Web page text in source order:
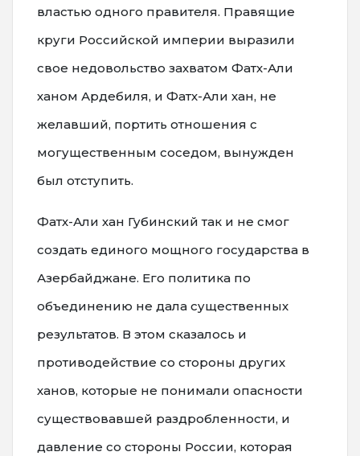
властью одного правителя. Правящие
круги Российской империи выразили
свое недовольство захватом Фатх-Али
ханом Ардебиля, и Фатх-Али хан, не
желавший, портить отношения с
могущественным соседом, вынужден
был отступить.
Фатх-Али хан Губинский так и не смог
создать единого мощного государства в
Азербайджане. Его политика по
объединению не дала существенных
результатов. В этом сказалось и
противодействие со стороны других
ханов, которые не понимали опасности
существовавшей раздробленности, и
давление со стороны России, которая